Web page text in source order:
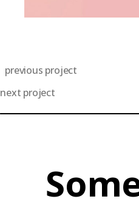
previous project
next project